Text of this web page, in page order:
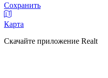
Сохранить
Карта
Скачайте приложение Realt